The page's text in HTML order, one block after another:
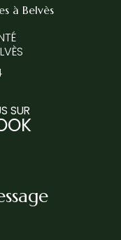
à Belvès
SUR